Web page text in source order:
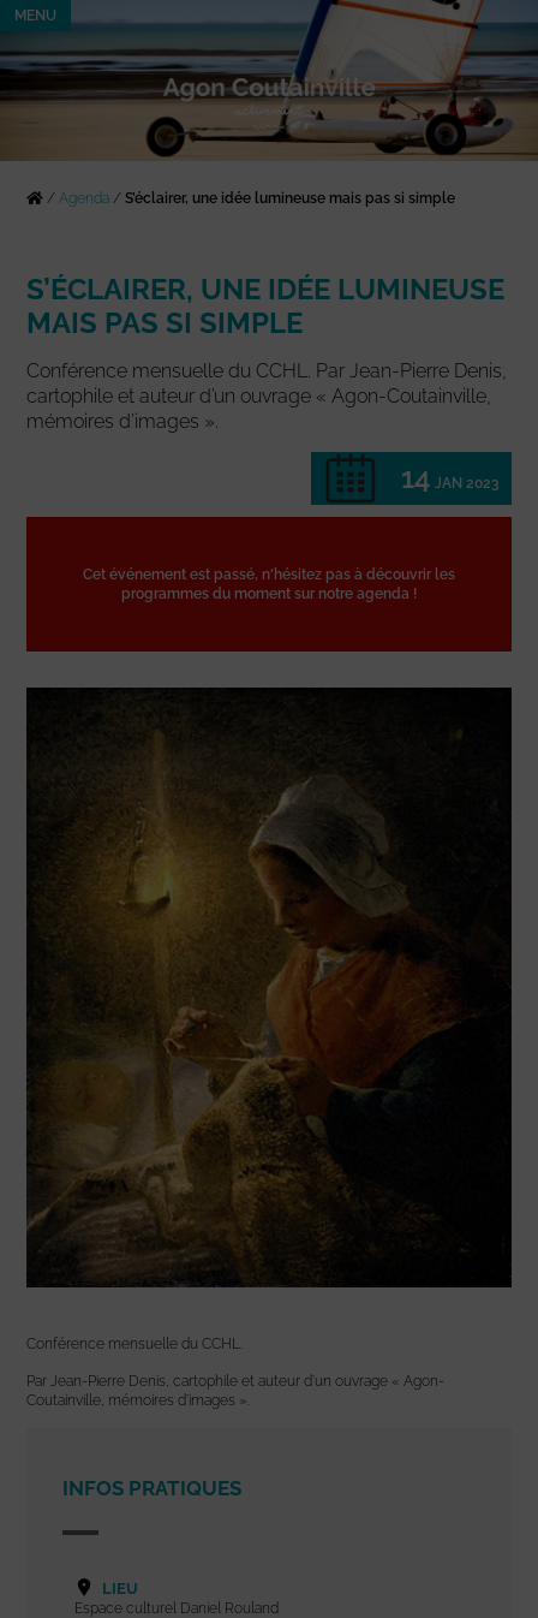
MENU
/Agenda /S’éclairer, une idée lumineuse mais pas si simple
S’ÉCLAIRER, UNE IDÉE LUMINEUSE
MAIS PAS SI SIMPLE
Conférence mensuelle du CCHL. Par Jean-Pierre Denis,
cartophile et auteur d’un ouvrage « Agon-Coutainville,
mémoires d’images ».
14 JAN 2023
Cet événement est passé, n'hésitez pas à découvrir les
programmes du moment sur notre agenda !
Conférence mensuelle du CCHL.
Par Jean-Pierre Denis, cartophile et auteur d’un ouvrage « Agon-
Coutainville, mémoires d’images ».
INFOS PRATIQUES
LIEU
Espace culturel Daniel Rouland